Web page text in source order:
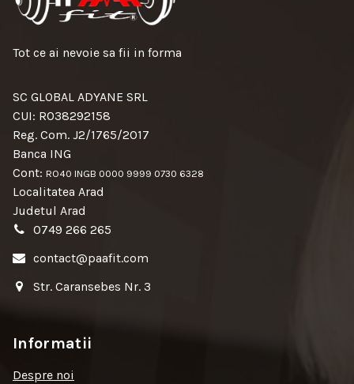
Tot ce ai nevoie sa fii in forma
SC GLOBAL ADYANE SRL
CUI: RO38292158
Reg. Com. J2/1765/2017
Banca ING
Cont: RO40 INGB 0000 9999 0730 6328
Localitatea Arad
Judetul Arad
0749 266 265
contact@paafit.com
Str. Caransebes Nr. 3
Informatii
Despre noi